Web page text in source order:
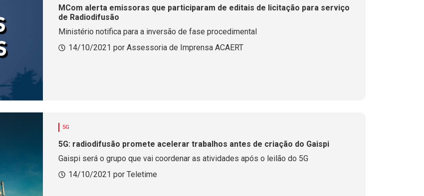
MCom alerta emissoras que participaram de editais de licitação para serviço
de Radiodifusão
Ministério notifica para a inversão de fase procedimental
14/10/2021 por Assessoria de Imprensa ACAERT
5G
5G: radiodifusão promete acelerar trabalhos antes de criação do Gaispi
Gaispi será o grupo que vai coordenar as atividades após o leilão do 5G
14/10/2021 por Teletime